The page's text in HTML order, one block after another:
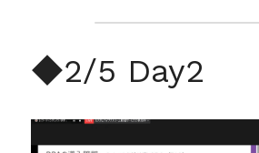
◆2/5 Day2